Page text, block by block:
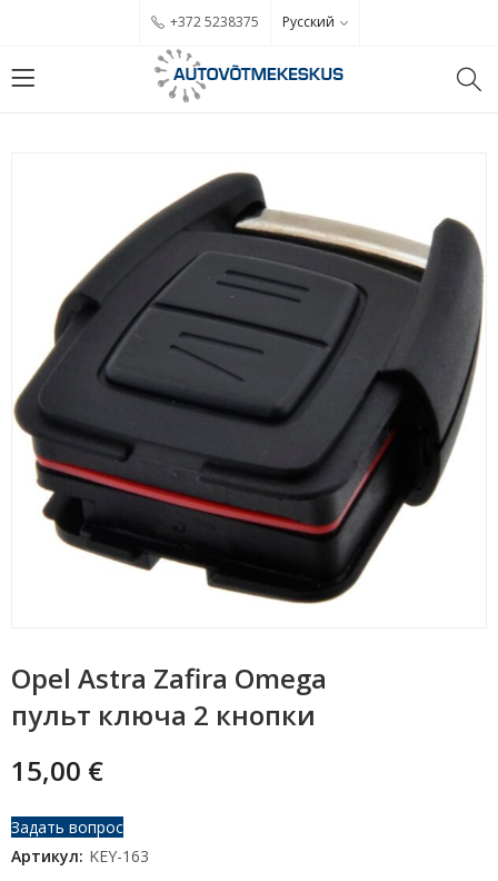
+372 5238375 Русский
Opel Astra Zafira Omega
пульт ключа 2 кнопки
15,00 €
Задать вопрос
Артикул: KEY-163